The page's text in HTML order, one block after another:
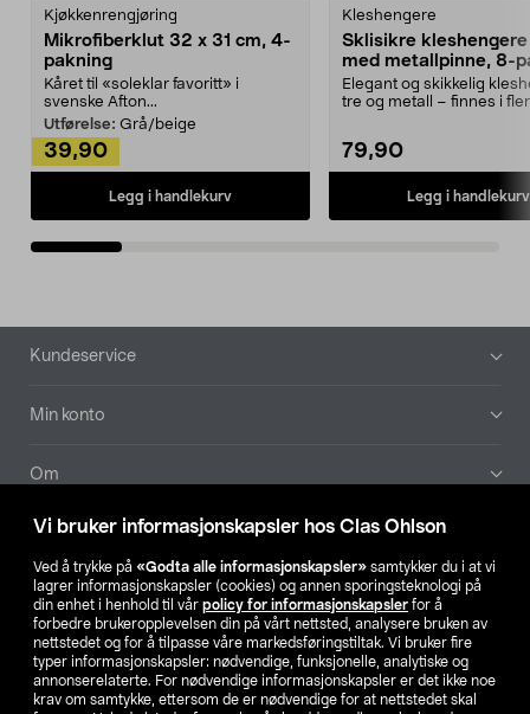
Vi bruker informasjonskapsler hos Clas Ohlson
Ved å trykke på «Godta alle informasjonskapsler» samtykker du i at vi
lagrer informasjonskapsler (cookies) og annen sporingsteknologi på
din enhet i henhold til vår policy for informasjonskapsler for å
forbedre brukeropplevelsen din på vårt nettsted, analysere bruken av
nettstedet og for å tilpasse våre markedsføringstiltak. Vi bruker fire
typer informasjonskapsler: nødvendige, funksjonelle, analytiske og
annonserelaterte. For nødvendige informasjonskapsler er det ikke noe
krav om samtykke, ettersom de er nødvendige for at nettstedet skal
Kjøkkenrengjøring
Mikrofiberklut 32 x 31 cm, 4-
pakning
Kåret til «soleklar favoritt» i
svenske Afton...
Utførelse: Grå/beige
39,90
Legg i handlekurv
Kleshengere
Sklisikre
med metallpinne, 8-
Elegant og skikkelig
tre og metall – finnes i
79,90
Legg i handlekurv
Bunntekst
Kundeservice
Min konto
Om
Aktuelt
Våre selskaper
Finn din butikk
NO FI